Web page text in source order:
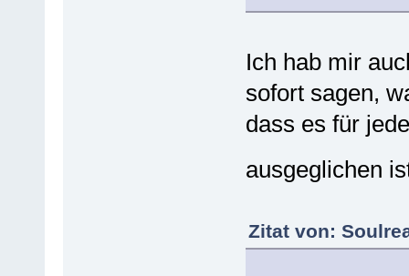
Ich hab mir
sofort sagen,
dass es für
ausgeglichen
Zitat von: